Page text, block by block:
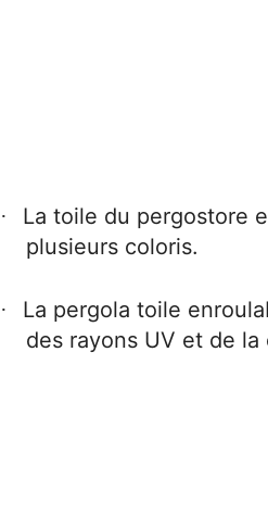
·
La toile du pergostore
plusieurs coloris.
·
La pergola toile
des rayons UV et de la